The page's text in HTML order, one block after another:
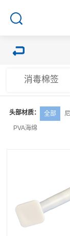
消毒棉签
头部材质： 全部
PVA海绵